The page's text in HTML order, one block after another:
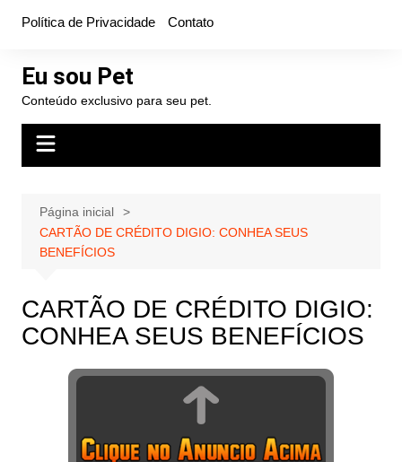
conteúdo
Política de Privacidade Contato
Eu sou Pet
Conteúdo exclusivo para seu pet.
Página inicial
CARTÃO DE CRÉDITO DIGIO: CONHEA SEUS
BENEFÍCIOS
CARTÃO DE CRÉDITO DIGIO:
CONHEA SEUS BENEFÍCIOS